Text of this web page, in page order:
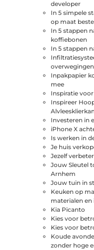
developer
In 5 simpele
op maat
In 5 stappen
koffiebonen
In 5 stappen
overwegingen
Inpakpapier
mee
Inspiratie
Inspireer
Investeren in
iPhone X
Is werken in
Je huis
Jezelf
Jouw Sleutel
Arnhem
Jouw tuin in
Keuken op
materialen en
Kia Picanto
Kies voor
Kies voor
Koude
zonder hoge